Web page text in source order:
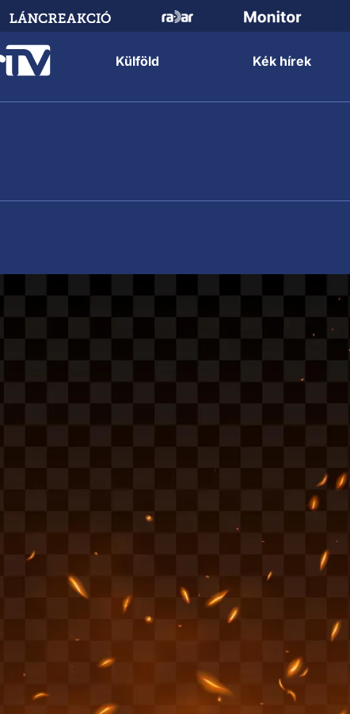
Külföld Kék hírek